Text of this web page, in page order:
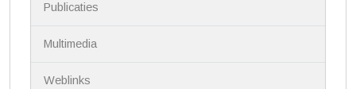
Publicaties
Multimedia
Weblinks